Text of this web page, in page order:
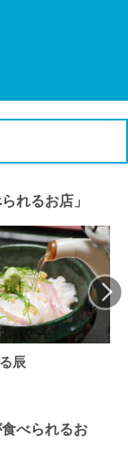
れるお店」
辰
べられるお